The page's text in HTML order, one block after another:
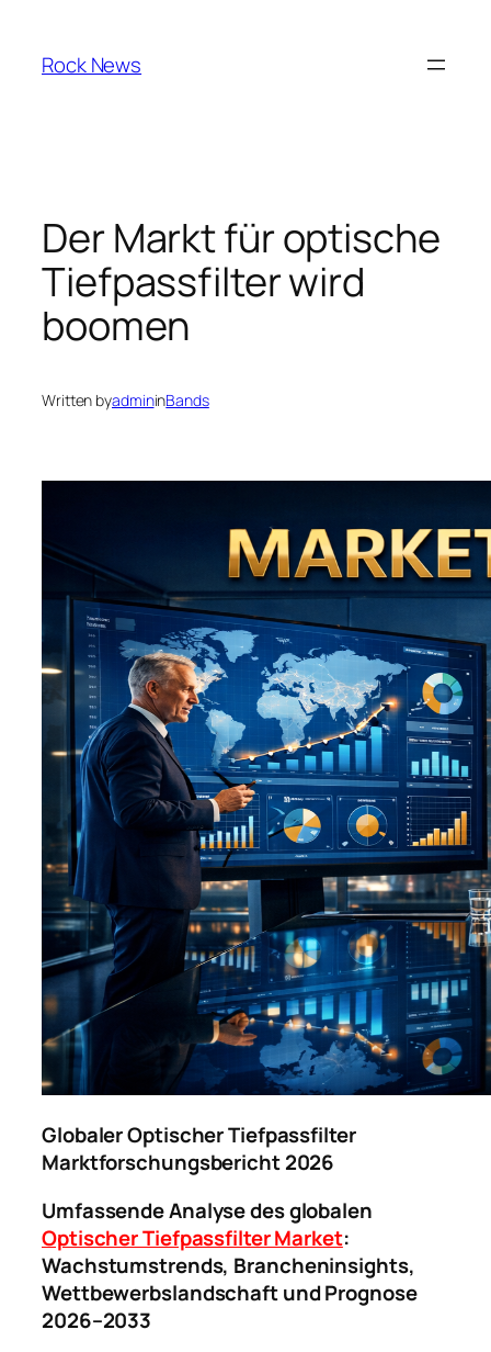
content
Rock News
Der Markt für optische
Tiefpassfilter wird
boomen
Written byadmininBands
Globaler Optischer Tiefpassfilter
Marktforschungsbericht 2026
Umfassende Analyse des globalen
Optischer Tiefpassfilter Market:
Wachstumstrends, Brancheninsights,
Wettbewerbslandschaft und Prognose
2026–2033